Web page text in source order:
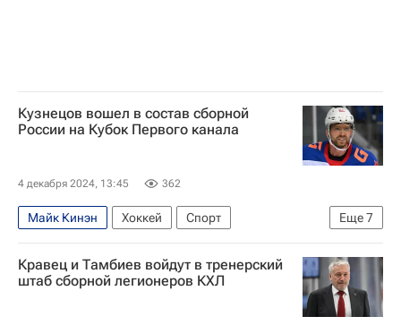
Кузнецов вошел в состав сборной
России на Кубок Первого канала
4 декабря 2024, 13:45 362
Еще7
Майк Кинэн Хоккей
Спорт
Санкт-Петербург
Белоруссия
Казахстан
Евгений Кузнецов
Роман Ротенберг
Кравец и Тамбиев войдут в тренерский
штаб сборной легионеров КХЛ